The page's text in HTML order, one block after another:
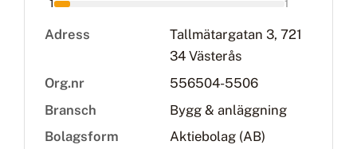
1 1
Adress
Tallmätargatan 3, 721
34 Västerås
Org.nr
556504-5506
Bransch
Bygg & anläggning
Bolagsform
Aktiebolag (AB)